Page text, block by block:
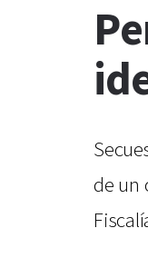
de un